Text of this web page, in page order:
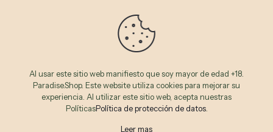
Condiciones
Reglas de Afiliados
Legal & FAQ
Al usar este sitio web manifiesto que soy mayor de edad +18.
Paradise.Shop. Este website utiliza cookies para mejorar su
experiencia. Al utilizar este sitio web, acepta nuestras
PolíticasPolítica de protección de datos.
Leer mas